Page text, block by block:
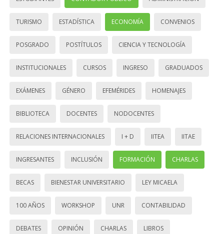
TURISMO ESTADÍSTICA ECONOMÍA CONVENIOS
POSGRADO POSTÍTULOS CIENCIA Y TECNOLOGÍA
INSTITUCIONALES CURSOS INGRESO GRADUADOS
EXÁMENES GÉNERO EFEMÉRIDES HOMENAJES
BIBLIOTECA DOCENTES NODOCENTES
RELACIONES INTERNACIONALES I + D IITEA IITAE
INGRESANTES INCLUSIÓN FORMACIÓN CHARLAS
BECAS BIENESTAR UNIVERSITARIO LEY MICAELA
100 AÑOS WORKSHOP UNR CONTABILIDAD
DEBATES OPINIÓN CHARLAS LIBROS